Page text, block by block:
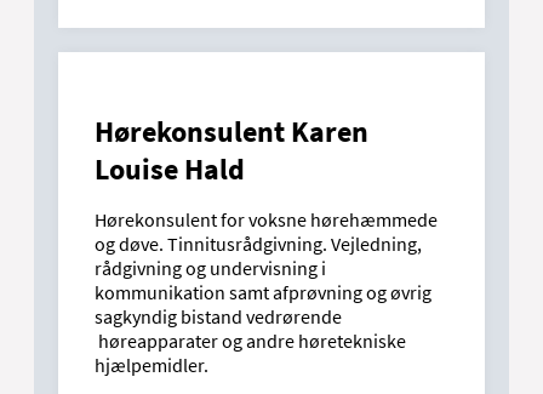
Hørekonsulent Karen
Louise Hald
Hørekonsulent for voksne hørehæmmede
og døve. Tinnitusrådgivning. Vejledning,
rådgivning og undervisning i
kommunikation samt afprøvning og øvrig
sagkyndig bistand vedrørende
høreapparater og andre høretekniske
hjælpemidler.